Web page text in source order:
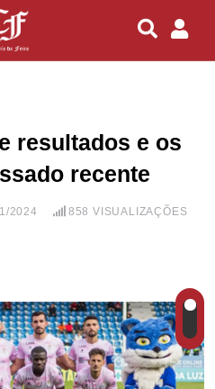
resultados e os
recente
2024 858 VISUALIZAÇÕES